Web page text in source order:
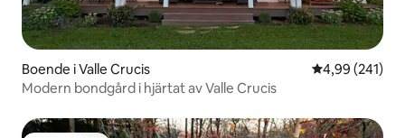
Boende i Valle Crucis 4,99 av 5 i
4,99 (241)
Modern bondgård i hjärtat av Valle Crucis